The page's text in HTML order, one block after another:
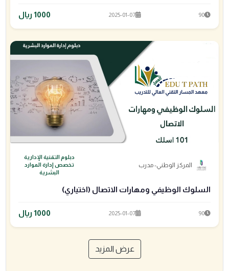
90
2025-01-07 1000 ريال
المركز الوطني- مدرب
دبلوم التقنية الإدارية
تخصص إدارة الموارد
البشرية
السلوك الوظيفي ومهارات الاتصال (اختياري)
90
2025-01-07 1000 ريال
عرض المزيد